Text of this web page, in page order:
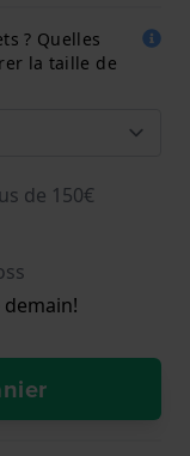
? Quelles
la taille de
de 150€
demain!